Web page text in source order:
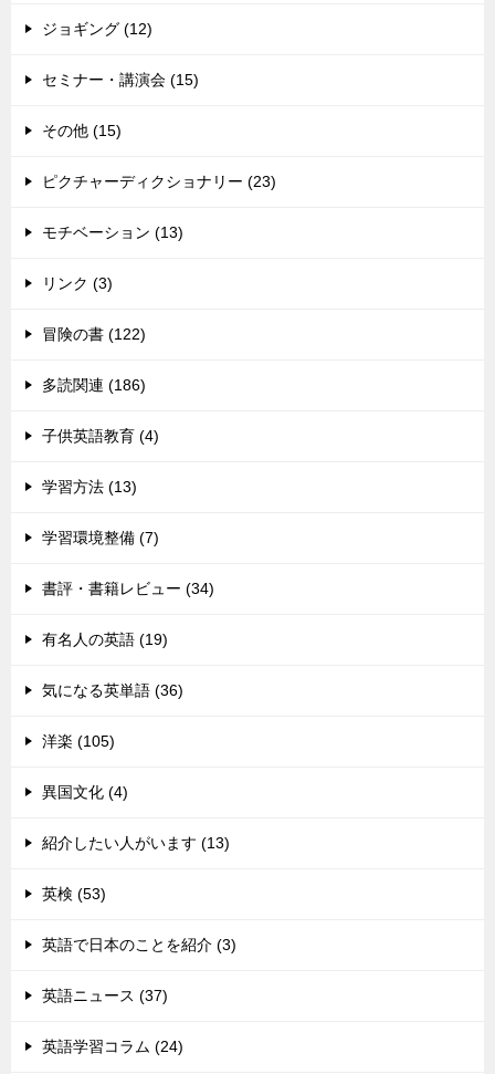
ジョギング (12)
セミナー・講演会 (15)
その他 (15)
ピクチャーディクショナリー (23)
モチベーション (13)
リンク (3)
冒険の書 (122)
多読関連 (186)
子供英語教育 (4)
学習方法 (13)
学習環境整備 (7)
書評・書籍レビュー (34)
有名人の英語 (19)
気になる英単語 (36)
洋楽 (105)
異国文化 (4)
紹介したい人がいます (13)
英検 (53)
英語で日本のことを紹介 (3)
英語ニュース (37)
英語学習コラム (24)